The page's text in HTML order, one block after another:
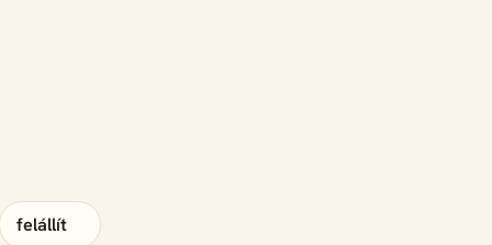
felállít